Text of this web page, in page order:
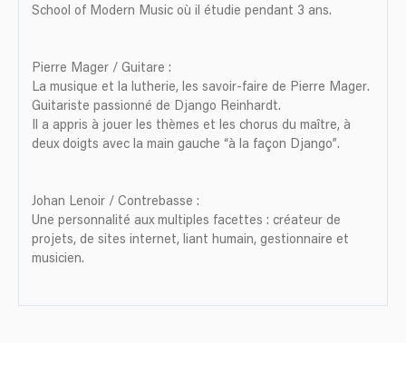
School of Modern Music où il étudie pendant 3 ans.
Pierre Mager / Guitare :
La musique et la lutherie, les savoir-faire de Pierre Mager.
Guitariste passionné de Django Reinhardt.
Il a appris à jouer les thèmes et les chorus du maître, à
deux doigts avec la main gauche “à la façon Django”.
Johan Lenoir / Contrebasse :
Une personnalité aux multiples facettes : créateur de
projets, de sites internet, liant humain, gestionnaire et
musicien.